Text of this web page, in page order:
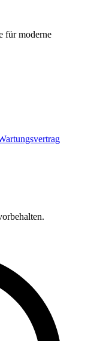
für moderne